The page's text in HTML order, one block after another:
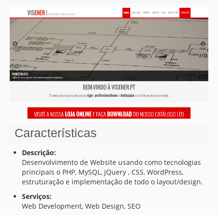
MAPA DO SITE
CONTACTOS
Características
Descrição:
Desenvolvimento de Website usando como tecnologias
principais o PHP, MySQL, jQuery , CSS, WordPress,
estruturação e implementação de todo o layout/design.
Serviços:
Web Development, Web Design, SEO